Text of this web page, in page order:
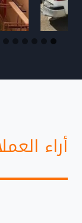
أراء